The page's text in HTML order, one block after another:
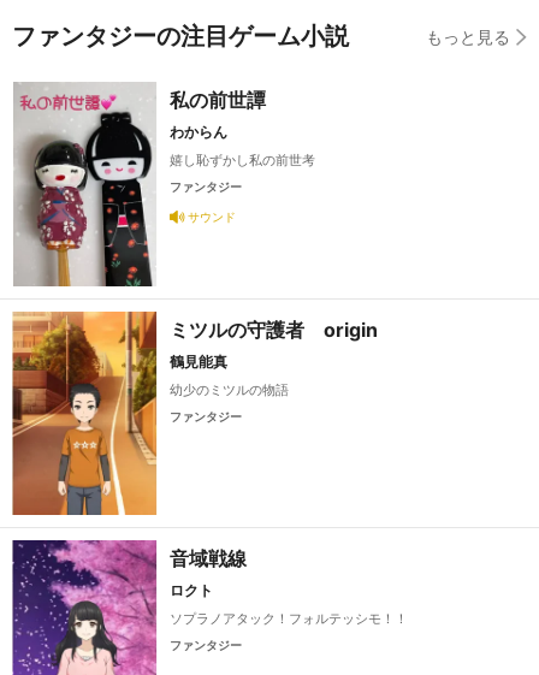
ファンタジーの注目ゲーム小説 もっと見る
私の前世譚
わからん
嬉し恥ずかし私の前世考
ファンタジー
サウンド
ミツルの守護者 origin
鶴見能真
幼少のミツルの物語
ファンタジー
音域戦線
ロクト
ソプラノアタック！フォルテッシモ！！
ファンタジー